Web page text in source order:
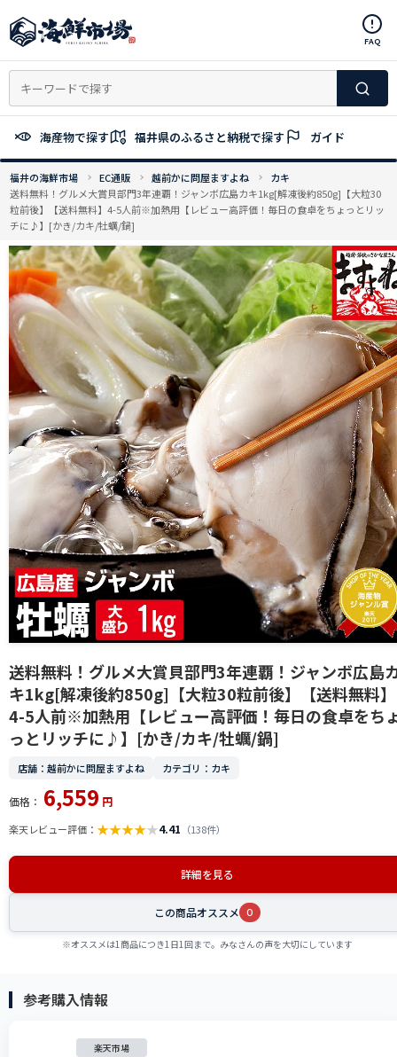
ン
ン
へ
ッ
プ
FAQ
海産物で探す 福井県のふるさと納税で探す ガイド
福井の海鮮市場 EC通販 越前かに問屋ますよね
カキ
送料無料！グルメ大賞貝部門3年連覇！ジャンボ広島カキ1kg[解凍後約850g]【大粒30
粒前後】【送料無料】4-5人前※加熱用【レビュー高評価！毎日の食卓をちょっとリッ
チに♪】[かき/カキ/牡蠣/鍋]
送料無料！グルメ大賞貝部門3年連覇！ジャンボ広島
キ1kg[解凍後約850g]【大粒30粒前後】【送料無料】
4-5人前※加熱用【レビュー高評価！毎日の食卓をち
っとリッチに♪】[かき/カキ/牡蠣/鍋]
店舗：越前かに問屋ますよね カテゴリ：カキ
価格： 6,559 円
楽天レビュー評価： ★★★★★4.41 （138件）
詳細を見る
この商品オススメ 0
※オススメは1商品につき1日1回まで。みなさんの声を大切にしています
参考購入情報
楽天市場